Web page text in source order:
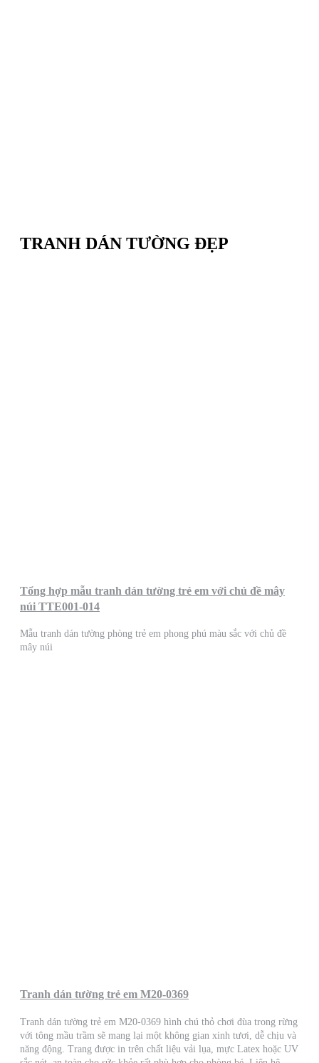
TRANH DÁN TƯỜNG ĐẸP
Tổng hợp mẫu tranh dán tường trẻ em với chủ đề mây
núi TTE001-014
Mẫu tranh dán tường phòng trẻ em phong phú màu sắc với chủ đề
mây núi
Tranh dán tường trẻ em M20-0369
Tranh dán tường trẻ em M20-0369 hình chú thỏ chơi đùa trong rừng
với tông mầu trầm sẽ mang lại một không gian xinh tươi, dễ chịu và
năng động. Trang được in trên chất liệu vải lụa, mực Latex hoặc UV